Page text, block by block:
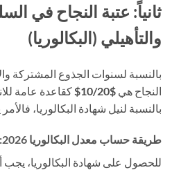
ثانياً: عتبة النجاح في
والتأهيلي (البكالوريا)
بالنسبة لسنوات الجذوع المشتركة
النجاح هي $10/20$
كقاعدة عامة
بالنسبة لنيل شهادة البكالوريا،
طريقة حساب معدل البكالوريا 2026:
للحصول على شهادة البكالوريا،